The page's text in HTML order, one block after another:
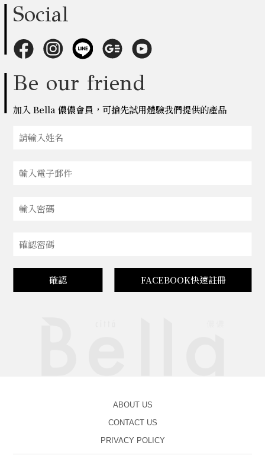
Social
Be our friend
加入 Bella 儂儂會員，可搶先試用體驗我們提供的產品
確認 FACEBOOK快速註冊
ABOUT US
CONTACT US
PRIVACY POLICY